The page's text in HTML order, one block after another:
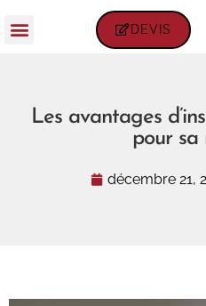
DEVIS
Les avantages
pour sa
décembre 21,